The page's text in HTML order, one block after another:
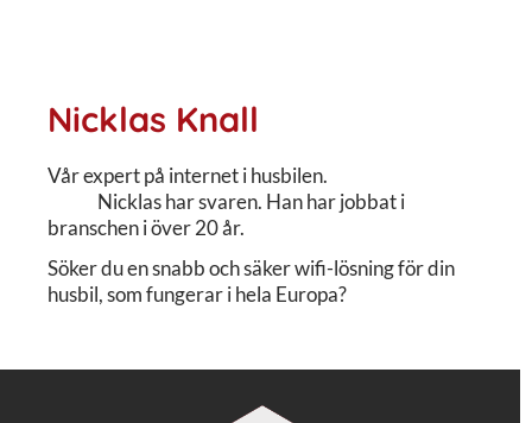
Nicklas Knall
Vår expert på internet i husbilen.
Nicklas har svaren. Han har jobbat i
branschen i över 20 år.
Söker du en snabb och säker wifi-lösning för din
husbil, som fungerar i hela Europa?